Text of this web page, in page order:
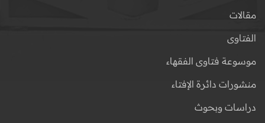
مقالات
الفتاوى
موسوعة فتاوى الفقهاء
منشورات دائرة الإفتاء
دراسات وبحوث